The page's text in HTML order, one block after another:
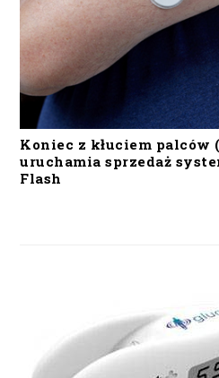
Koniec z kłuciem palców
uruchamia sprzedaż
Flash